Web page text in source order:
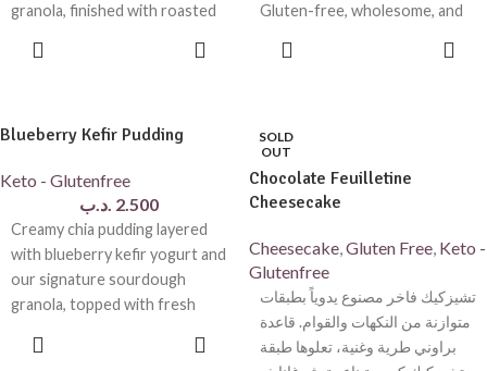
granola, finished with roasted
rich
Gluten-free, wholesome, and
Blueberry Kefir Pudding
Keto - Glutenfree
2.500 .د.ب
Creamy chia pudding layered
with blueberry kefir yogurt and
our signature sourdough
granola, topped with fresh
sweetened, rich
SOLD
OUT
Chocolate Feuilletine
Cheesecake
Cheesecake,Gluten Free, Keto -
Glutenfree
تشيزكيك فاخر مصنوع يدوياً بطبقات
متوازنة من النكهات والقوام. قاعدة
براوني طرية وغنية، تعلوها طبقة